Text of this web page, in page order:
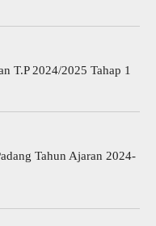
T.P 2024/2025 Tahap 1
Tahun Ajaran 2024-